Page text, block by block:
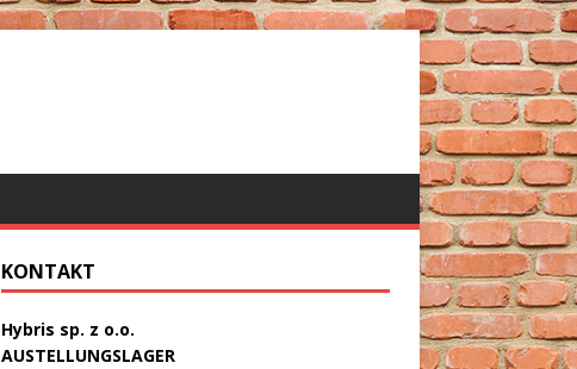
KONTAKT
Hybris sp. z o.o.
AUSTELLUNGSLAGER